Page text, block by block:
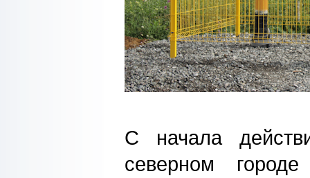
С начала
северном